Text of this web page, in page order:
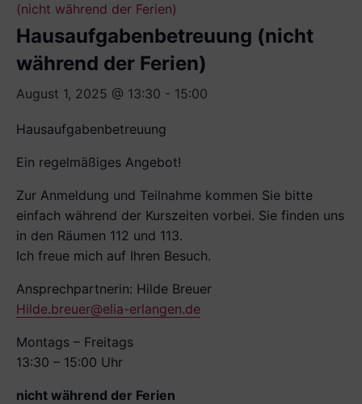
(nicht während der Ferien)
Hausaufgabenbetreuung (nicht
während der Ferien)
August 1, 2025 @ 13:30 - 15:00
Hausaufgabenbetreuung
Ein regelmäßiges Angebot!
Zur Anmeldung und Teilnahme kommen Sie bitte
einfach während der Kurszeiten vorbei. Sie finden uns
in den Räumen 112 und 113.
Ich freue mich auf Ihren Besuch.
Ansprechpartnerin: Hilde Breuer
Hilde.breuer@elia-erlangen.de
Montags – Freitags
13:30 – 15:00 Uhr
nicht während der Ferien